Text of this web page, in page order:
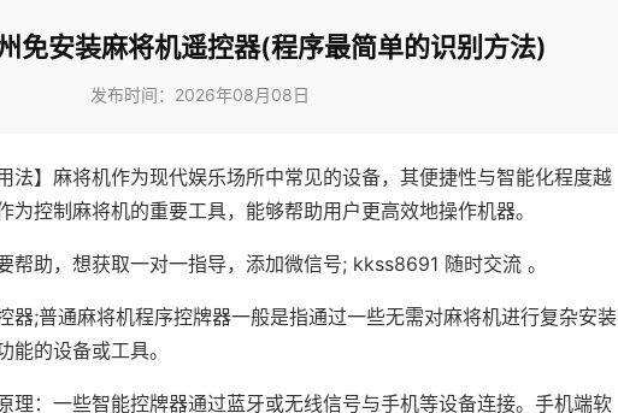
免安装麻将机遥控器(程序最简单的识别方法)
发布时间：2026年08月08日
法】麻将机作为现代娱乐场所中常见的设备，其便捷性与智能化程度越
为控制麻将机的重要工具，能够帮助用户更高效地操作机器。
帮助，想获取一对一指导，添加微信号; kkss8691 随时交流 。
器;普通麻将机程序控牌器一般是指通过一些无需对麻将机进行复杂安装
的设备或工具。
理：一些智能控牌器通过蓝牙或无线信号与手机等设备连接。手机端软